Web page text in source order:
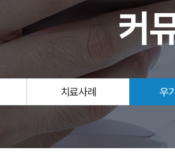
커
치료사례 우